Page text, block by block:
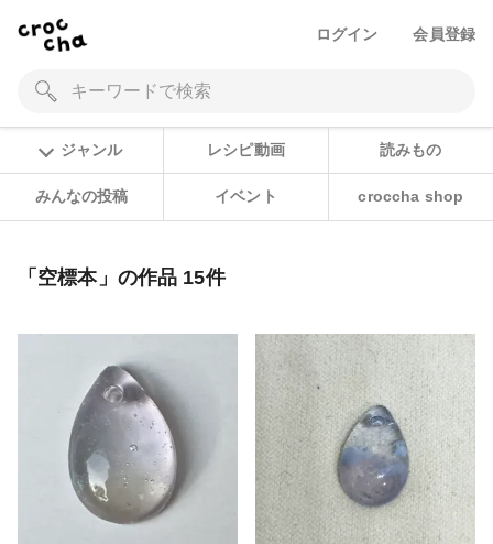
ログイン 会員登録
ジャンル レシピ動画 読みもの
みんなの投稿 イベント croccha shop
「空標本」の作品 15件